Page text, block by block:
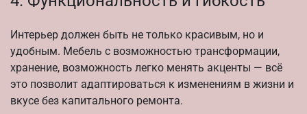
Интерьер должен быть не только красивым, но и
удобным. Мебель с возможностью трансформации,
хранение, возможность легко менять акценты — всё
это позволит адаптироваться к изменениям в жизни и
вкусе без капитального ремонта.